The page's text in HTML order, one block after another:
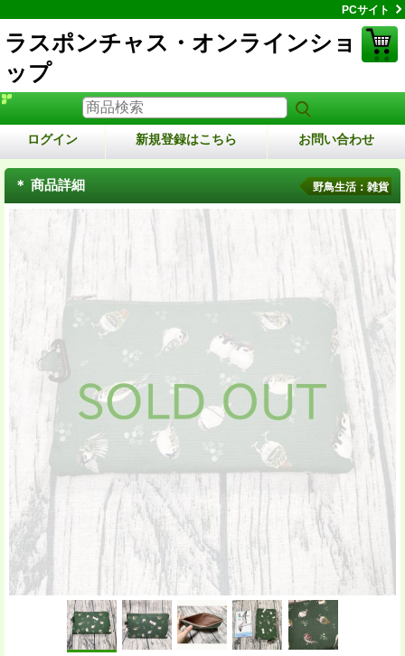
PCサイト
ラスポンチャス・オンラインショ
ップ
ログイン 新規登録はこちら お問い合わせ
＊ 商品詳細 野鳥生活：雑貨